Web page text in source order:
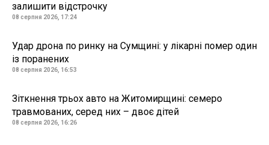
залишити відстрочку
08 серпня 2026, 17:24
Удар дрона по ринку на Сумщині: у лікарні помер один
із поранених
08 серпня 2026, 16:53
Зіткнення трьох авто на Житомирщині: семеро
травмованих, серед них – двоє дітей
08 серпня 2026, 16:26